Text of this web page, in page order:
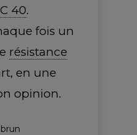
40.
fois un
résistance
en une
opinion.